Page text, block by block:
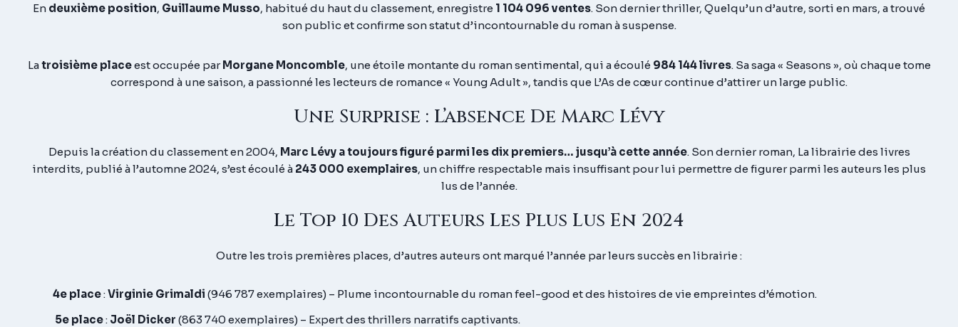
En deuxième position, Guillaume Musso, habitué du haut du classement, enregistre 1 104 096 ventes. Son dernier thriller, Quelqu’un d’autre, sorti en mars, a trouvé
son public et confirme son statut d’incontournable du roman à suspense.
Latroisième placeest occupée parMorgane Moncomble, une étoile montante du roman sentimental, qui a écoulé 984 144 livres. Sa saga « Seasons », où chaque tome
correspond à une saison, a passionné les lecteurs de romance « Young Adult », tandis que L’As de cœurcontinue d’attirer un large public.
Une Surprise : L’absence De Marc Lévy
Depuis la création du classement en 2004, Marc Lévy a toujours figuré parmi les dix premiers… jusqu’à cette année. Son dernier roman, La librairie des livres
interdits, publié à l’automne 2024, s’est écoulé à 243 000 exemplaires, un chiffre respectable mais insuffisant pour lui permettre de figurer parmi les auteurs les plus
lus de l’année.
Le Top 10 Des Auteurs Les Plus Lus En 2024
Outre les trois premières places, d’autres auteurs ont marqué l’année par leurs succès en librairie :
4e place:Virginie Grimaldi (946 787 exemplaires) – Plume incontournable du roman feel-good et des histoires de vie empreintes d’émotion.
5e place: Joël Dicker (863 740 exemplaires) – Expert des thrillers narratifs captivants.